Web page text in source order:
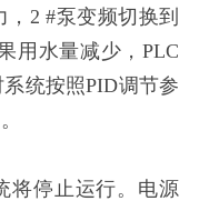
2 #泵变频切换到
用水量减少，PLC
统按照PID调节参
将停止运行。电源